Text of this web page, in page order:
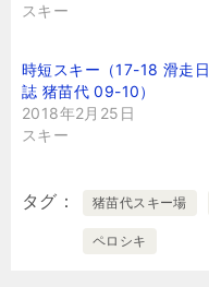
スキー
時短スキー（17-18 滑走日
誌 猪苗代 09-10）
2018年2月25日
スキー
タグ 猪苗代スキー場
ペロシキ